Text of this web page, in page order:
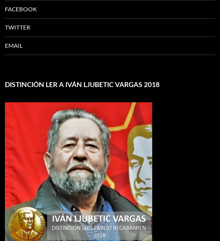
FACEBOOK
TWITTER
EMAIL
DISTINCIÓN LER A IVÁN LJUBETIC VARGAS 2018